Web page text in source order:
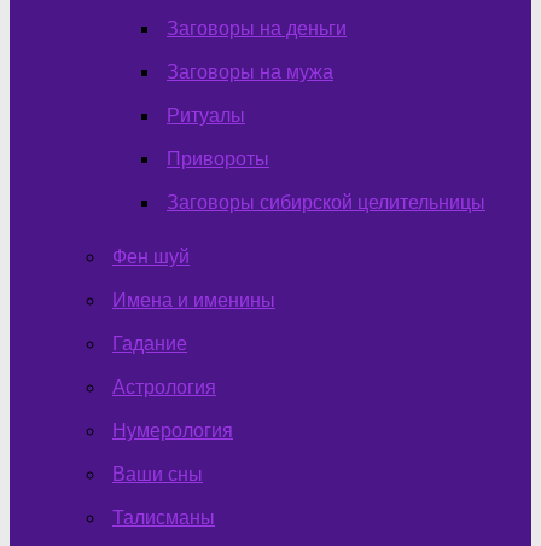
Заговоры на деньги
Заговоры на мужа
Ритуалы
Привороты
Заговоры сибирской целительницы
Фен шуй
Имена и именины
Гадание
Астрология
Нумерология
Ваши сны
Талисманы